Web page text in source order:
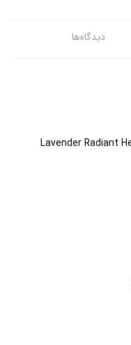
دیدگاه‌ها